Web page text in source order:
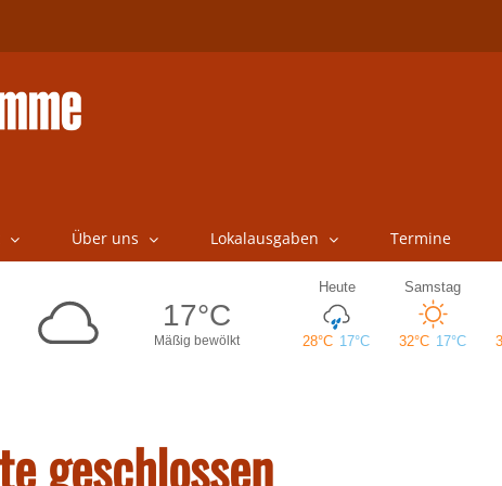
Über uns Lokalausgaben Termine
geschlossen